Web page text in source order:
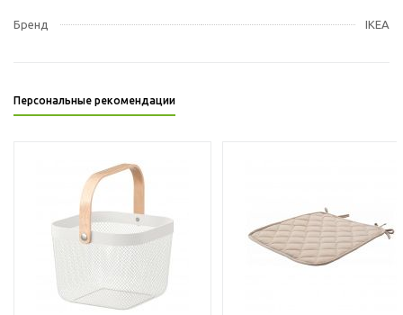
Бренд IKEA
Персональные рекомендации